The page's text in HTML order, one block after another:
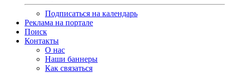
Подписаться на календарь
Реклама на портале
Поиск
Контакты
О нас
Наши баннеры
Как связаться